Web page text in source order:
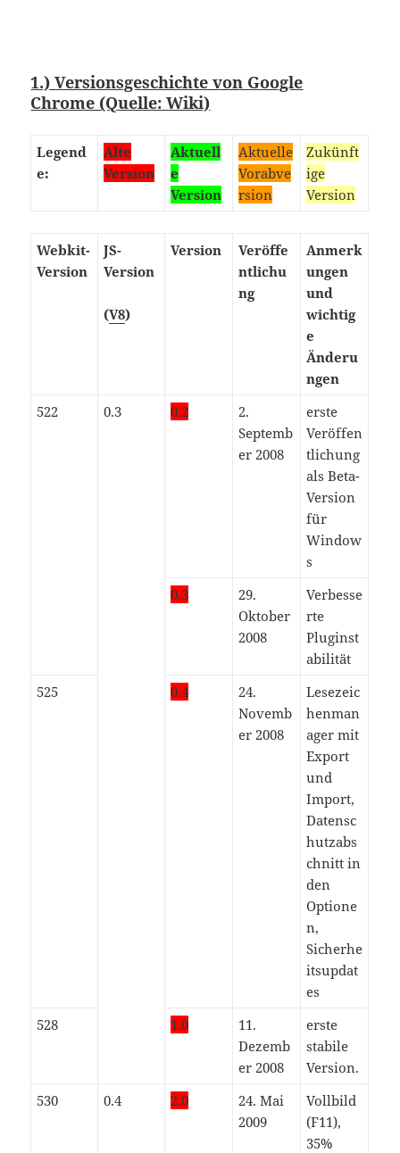
1.) Versionsgeschichte von Google
Chrome (Quelle: Wiki)
Legend
e:
Alte
Version
Aktuell
e
Version
Aktuelle
Vorabve
rsion
Zukünft
ige
Version
Webkit-
Version
JS-
Version
(V8)
Version
Veröffe
ntlichu
ng
Anmerk
ungen
und
wichtig
e
Änderu
ngen
522
0.3 0.2
2.
Septemb
er 2008
erste
Veröffen
tlichung
als Beta-
Version
für
Window
s
0.3
29.
Oktober
2008
Verbesse
rte
Pluginst
abilität
525
0.4
24.
Novemb
er 2008
Lesezeic
henman
ager mit
Export
und
Import,
Datensc
hutzabs
chnitt in
den
Optione
n,
Sicherhe
itsupdat
es
528
1.0
11.
Dezemb
er 2008
erste
stabile
Version.
530
0.4 2.0
24. Mai
2009
Vollbild
(F11),
35%